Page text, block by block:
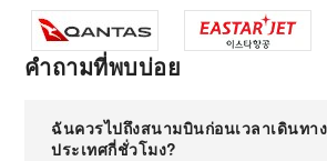
คำถามที่พบบ่อย
ฉันควรไปถึงสนามบินก่อนเวลาเดินทา
ประเทศกี่ชั่วโมง?